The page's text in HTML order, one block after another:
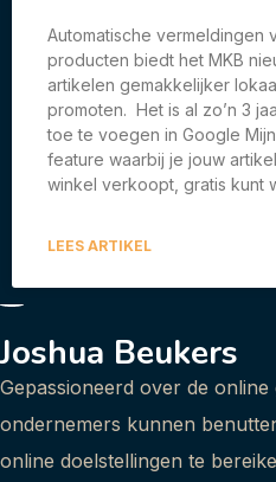
Automatische vermeldingen
producten biedt het MKB
artikelen gemakkelijker
promoten. Het is al zo’n 3
toe te voegen in Google
feature waarbij je jouw
winkel verkoopt, gratis kunt
LEES ARTIKEL
Joshua Beukers
Gepassioneerd over de online
ondernemers kunnen
online doelstellingen te